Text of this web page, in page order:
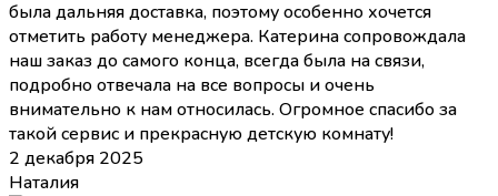
была дальняя доставка, поэтому особенно хочется
отметить работу менеджера. Катерина сопровождала
наш заказ до самого конца, всегда была на связи,
подробно отвечала на все вопросы и очень
внимательно к нам относилась. Огромное спасибо за
такой сервис и прекрасную детскую комнату!
2 декабря 2025
Наталия